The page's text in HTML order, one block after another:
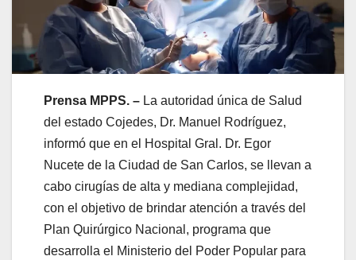
Prensa MPPS. – La autoridad única de Salud
del estado Cojedes, Dr. Manuel Rodríguez,
informó que en el Hospital Gral. Dr. Egor
Nucete de la Ciudad de San Carlos, se llevan a
cabo cirugías de alta y mediana complejidad,
con el objetivo de brindar atención a través del
Plan Quirúrgico Nacional, programa que
desarrolla el Ministerio del Poder Popular para